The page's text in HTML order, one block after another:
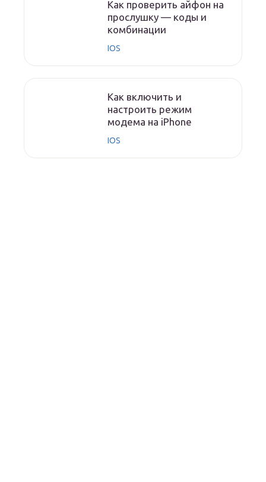
Как проверить айфон на
прослушку — коды и
комбинации
IOS
Как включить и
настроить режим
модема на iPhone
IOS